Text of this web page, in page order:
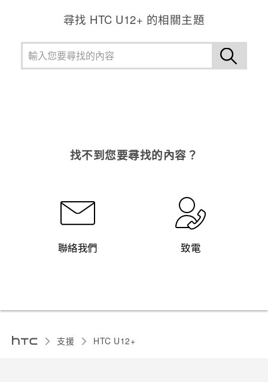
尋找 HTC U12+ 的相關主題
找不到您要尋找的內容？
聯絡我們 致電
支援 HTC U12+‎